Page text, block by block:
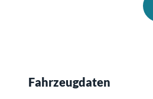
Fahrzeugdaten